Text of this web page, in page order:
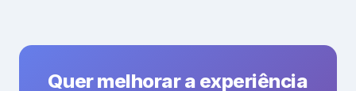
Quer melhorar a experiência